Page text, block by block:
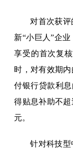
对首次获
新“小巨人”企
享受的首次复
时，对有效期
付银行贷款利
得贴息补助不
元。
针对科技